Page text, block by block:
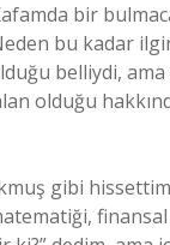
bir
bu kadar
belliydi,
olduğu
gibi